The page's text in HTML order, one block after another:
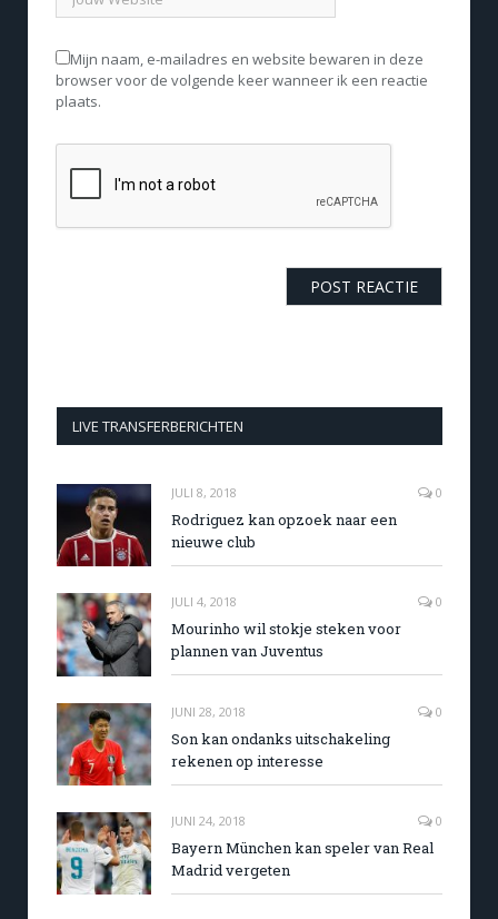
Mijn naam, e-mailadres en website bewaren in deze
browser voor de volgende keer wanneer ik een reactie
plaats.
LIVE TRANSFERBERICHTEN
JULI 8, 2018 0
Rodriguez kan opzoek naar een
nieuwe club
JULI 4, 2018 0
Mourinho wil stokje steken voor
plannen van Juventus
JUNI 28, 2018 0
Son kan ondanks uitschakeling
rekenen op interesse
JUNI 24, 2018 0
Bayern München kan speler van Real
Madrid vergeten